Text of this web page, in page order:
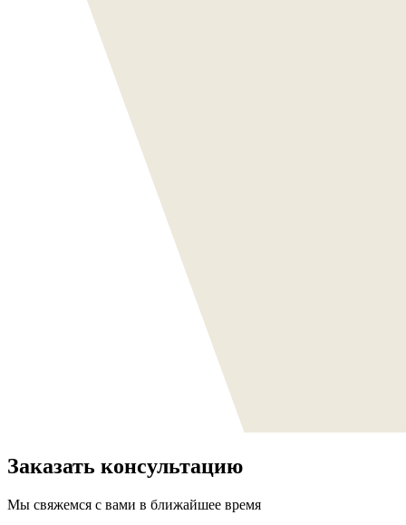
Заказать консультацию
Мы свяжемся с вами в ближайшее время